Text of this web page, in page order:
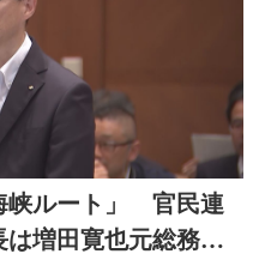
峡ルート」 官民連
増田寛也元総務大